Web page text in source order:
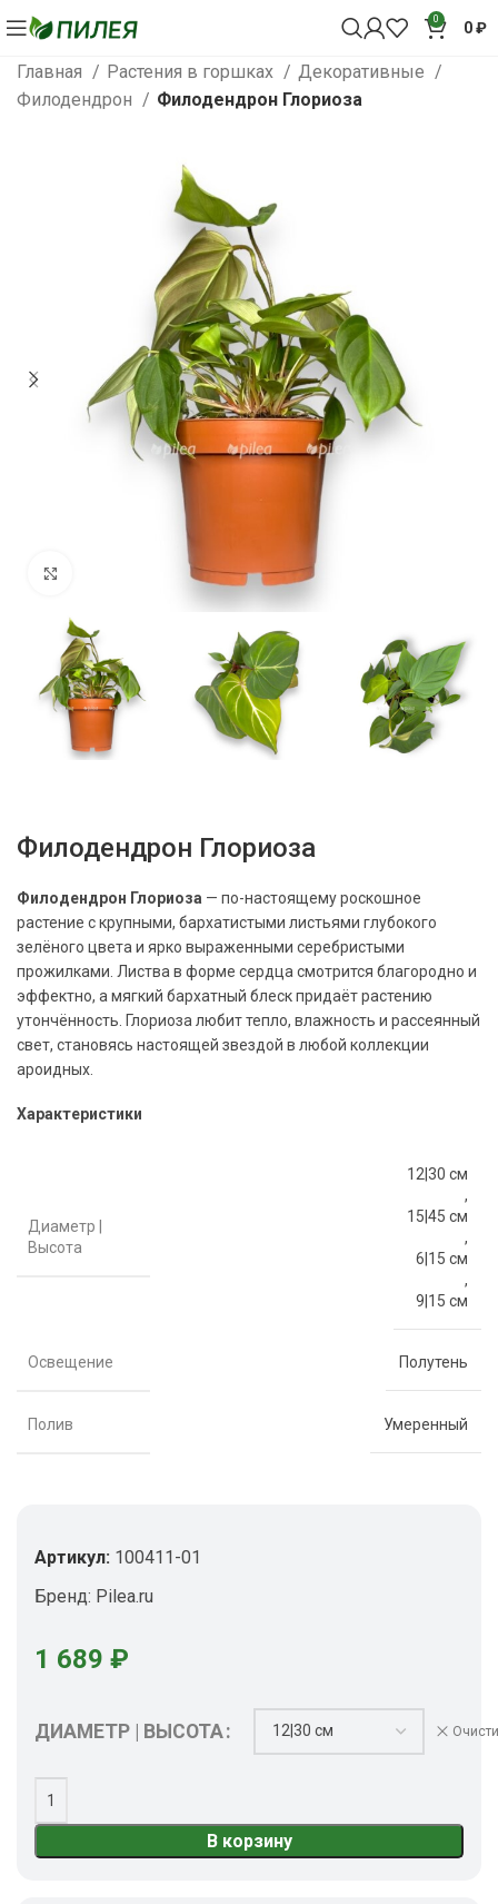
0 0₽
Главная Растения в горшках
Декоративные
Филодендрон
Филодендрон Глориоза
Нажмите, чтобы увеличить
Филодендрон Глориоза
Филодендрон Глориоза — по-настоящему роскошное
растение с крупными, бархатистыми листьями глубокого
зелёного цвета и ярко выраженными серебристыми
прожилками. Листва в форме сердца смотрится благородно и
эффектно, а мягкий бархатный блеск придаёт растению
утончённость. Глориоза любит тепло, влажность и рассеянный
свет, становясь настоящей звездой в любой коллекции
ароидных.
Характеристики
Диаметр |
Высота
12|30 см
,
15|45 см
,
6|15 см
,
9|15 см
Освещение Полутень
Полив Умеренный
Артикул: 100411-01
Бренд: Pilea.ru
1 689 ₽
ДИАМЕТР | ВЫСОТА
В корзину